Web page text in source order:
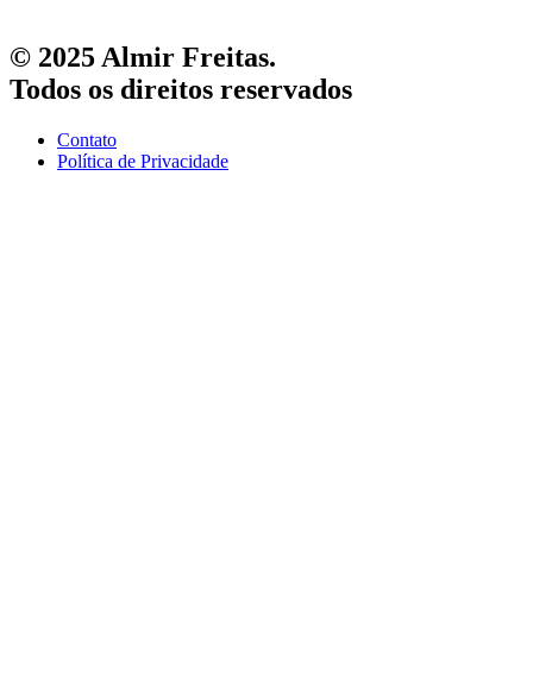
© 2025 Almir Freitas.
Todos os direitos reservados
Contato
Política de Privacidade